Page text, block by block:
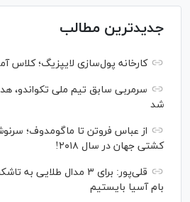
جدیدترین مطالب
کارخانه پول‌سازی لایپزیگ؛ کلاس
سرمربی سابق تیم ملی تکواندو،
شد
از عباس فروتن تا ماگومدوف؛
کشتی جهان در سال ۲۰۱۸!
قلی‌پور: برای ۳ مدال
بام آسیا بایستیم